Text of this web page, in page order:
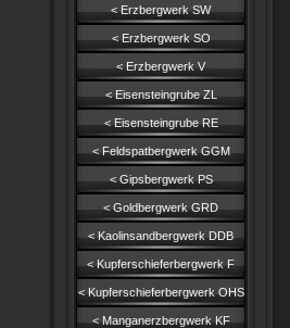
< Erzbergwerk SW
< Erzbergwerk SO
< Erzbergwerk V
< Eisensteingrube ZL
< Eisensteingrube RE
< Feldspatbergwerk GGM
< Gipsbergwerk PS
< Goldbergwerk GRD
< Kaolinsandbergwerk DDB
< Kupferschieferbergwerk F
< Kupferschieferbergwerk OHS
< Manganerzbergwerk KF